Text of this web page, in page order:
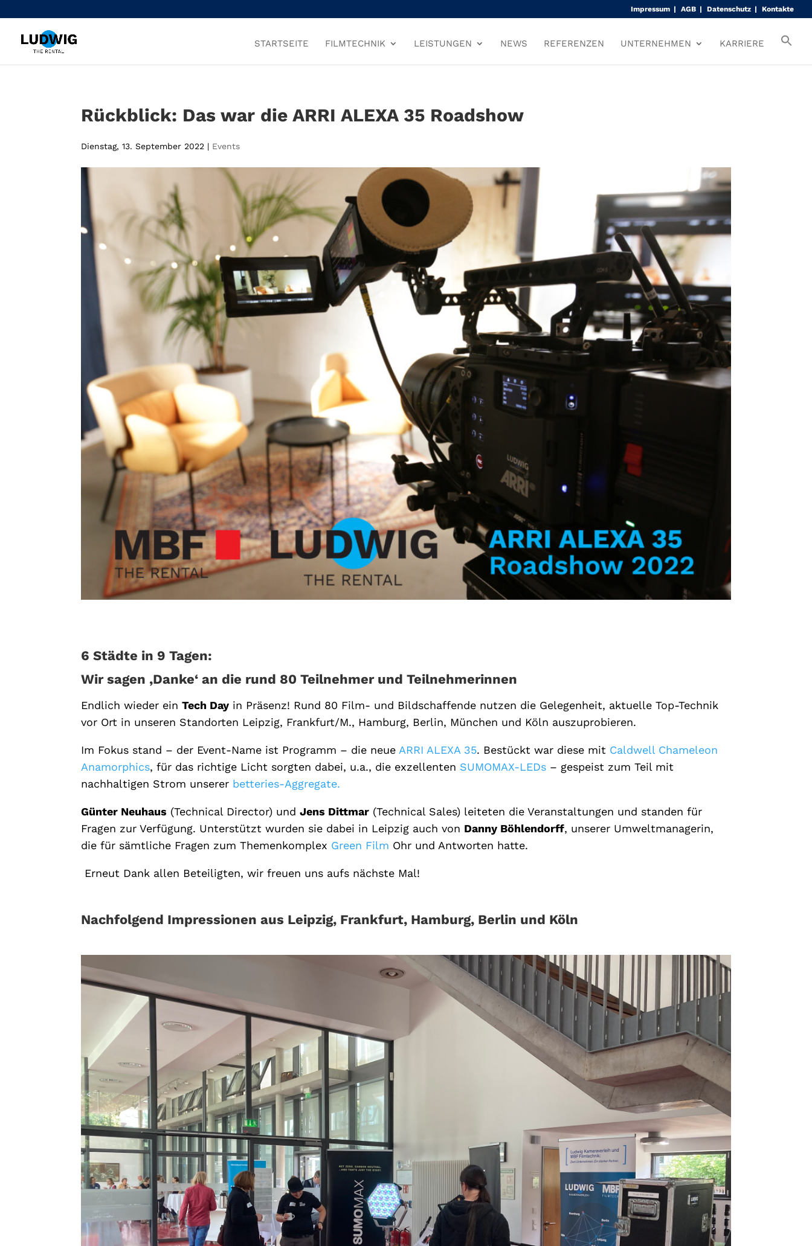
Impressum AGB Datenschutz Kontakte
STARTSEITE FILMTECHNIK LEISTUNGEN NEWS REFERENZEN UNTERNEHMEN KARRIERE
Rückblick: Das war die ARRI ALEXA 35 Roadshow
Dienstag, 13. September 2022 | Events
6 Städte in 9 Tagen:
Wir sagen ‚Danke‘ an die rund 80 Teilnehmer und Teilnehmerinnen
Endlich wieder einTech Day in Präsenz! Rund 80 Film- und Bildschaffende nutzen die Gelegenheit, aktuelle Top-Technik
vor Ort in unseren Standorten Leipzig, Frankfurt/M., Hamburg, Berlin, München und Köln auszuprobieren.
Im Fokus stand – der Event-Name ist Programm – die neue ARRI ALEXA 35. Bestückt war diese mit Caldwell Chameleon
Anamorphics, für das richtige Licht sorgten dabei, u.a., die exzellenten SUMOMAX-LEDs – gespeist zum Teil mit
nachhaltigen Strom unserer betteries-Aggregate.
Günter Neuhaus (Technical Director) undJens Dittmar (Technical Sales) leiteten die Veranstaltungen und standen für
Fragen zur Verfügung. Unterstützt wurden sie dabei in Leipzig auch von Danny Böhlendorff, unserer Umweltmanagerin,
die für sämtliche Fragen zum Themenkomplex Green Film Ohr und Antworten hatte.
Erneut Dank allen Beteiligten, wir freuen uns aufs nächste Mal!
Nachfolgend Impressionen aus Leipzig, Frankfurt, Hamburg, Berlin und Köln